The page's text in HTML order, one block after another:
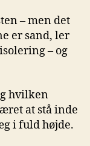
– men det
er sand, ler
– og
hvilken
at stå inde
i fuld højde.